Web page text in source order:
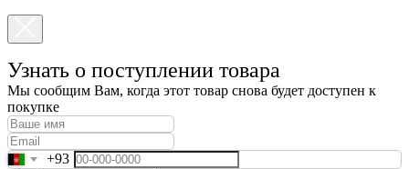
Узнать о поступлении товара
Мы сообщим Вам, когда этот товар снова будет доступен к
покупке
+93